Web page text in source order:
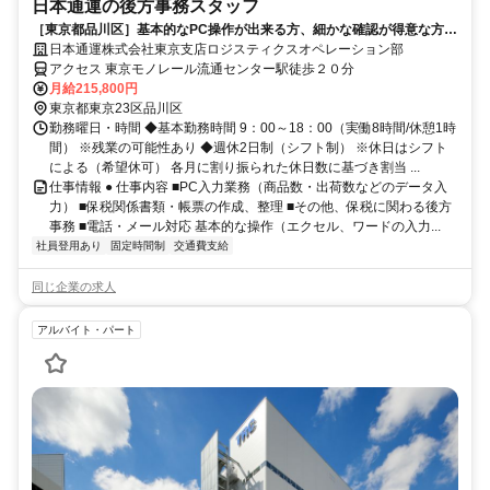
日本通運の後方事務スタッフ
［東京都品川区］基本的なPC操作が出来る方、細かな確認が得意な方大
歓迎◎安心・安定の大手企業
日本通運株式会社東京支店ロジスティクスオペレーション部
アクセス 東京モノレール流通センター駅徒歩２０分
月給215,800円
東京都東京23区品川区
勤務曜日・時間 ◆基本勤務時間 9：00～18：00（実働8時間/休憩1時
間） ※残業の可能性あり ◆週休2日制（シフト制） ※休日はシフト
による（希望休可） 各月に割り振られた休日数に基づき割当 ...
仕事情報 ● 仕事内容 ■PC入力業務（商品数・出荷数などのデータ入
力） ■保税関係書類・帳票の作成、整理 ■その他、保税に関わる後方
事務 ■電話・メール対応 基本的な操作（エクセル、ワードの入力...
社員登用あり 固定時間制 交通費支給
同じ企業の求人
アルバイト・パート